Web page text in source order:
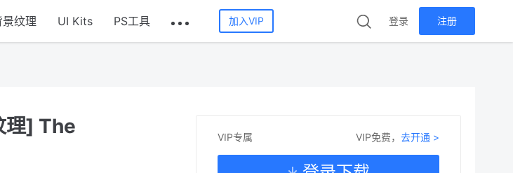
景纹理 UI Kits PS工具 加入VIP 登录 注册
理] The
VIP专属 VIP免费，去开通 >